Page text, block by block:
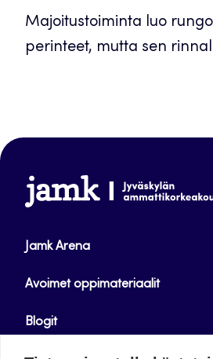
Majoitustoiminta luo
perinteet, mutta sen
www.jamk.fi
Jamk Arena
Avoimet oppimateriaalit
Blogit